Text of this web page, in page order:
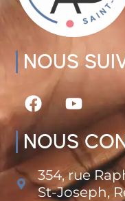
NOUS
NOUS
354, rue
St-Joseph,